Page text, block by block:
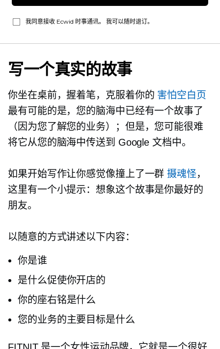
我同意接收 Ecwid 时事通讯。 我可以随时退订。
写一个真实的故事
你坐在桌前，握着笔，克服着你的 害怕空白页
最有可能的是，您的脑海中已经有一个故事了
（因为您了解您的业务）；但是，您可能很难
将它从您的脑海中传送到 Google 文档中。
如果开始写作让你感觉像撞上了一群摄魂怪，
这里有一个小提示：想象这个故事是你最好的
朋友。
以随意的方式讲述以下内容：
你是谁
是什么促使你开店的
你的座右铭是什么
您的业​​务的主要目标是什么